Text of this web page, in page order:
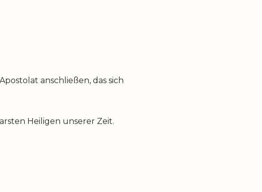
anschließen, das sich
Heiligen unserer Zeit.